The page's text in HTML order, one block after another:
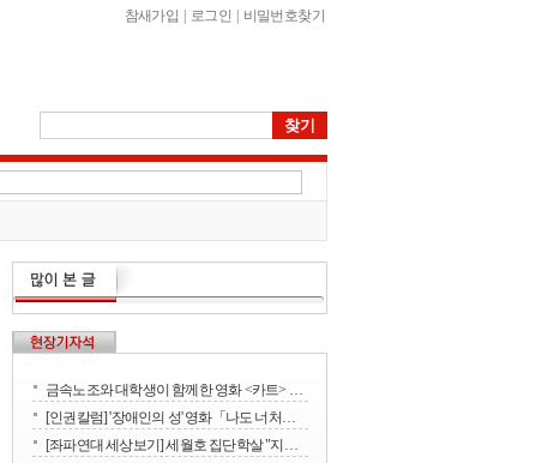
참새가입 로그인 비밀번호찾기
금속노조와 대학생이 함께한 영화 <카트> 상영회
[인권칼럼] '장애인의 성' 영화「나도 너처럼」에서 배운다
[좌파연대 세상보기] 세월호 집단학살 "지금 뭐하세요?" - 류재운 그림